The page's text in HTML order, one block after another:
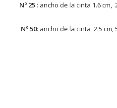
Nº 25 : ancho de la cinta 1.6
Nº 50: ancho de la cinta 2.5 cm,